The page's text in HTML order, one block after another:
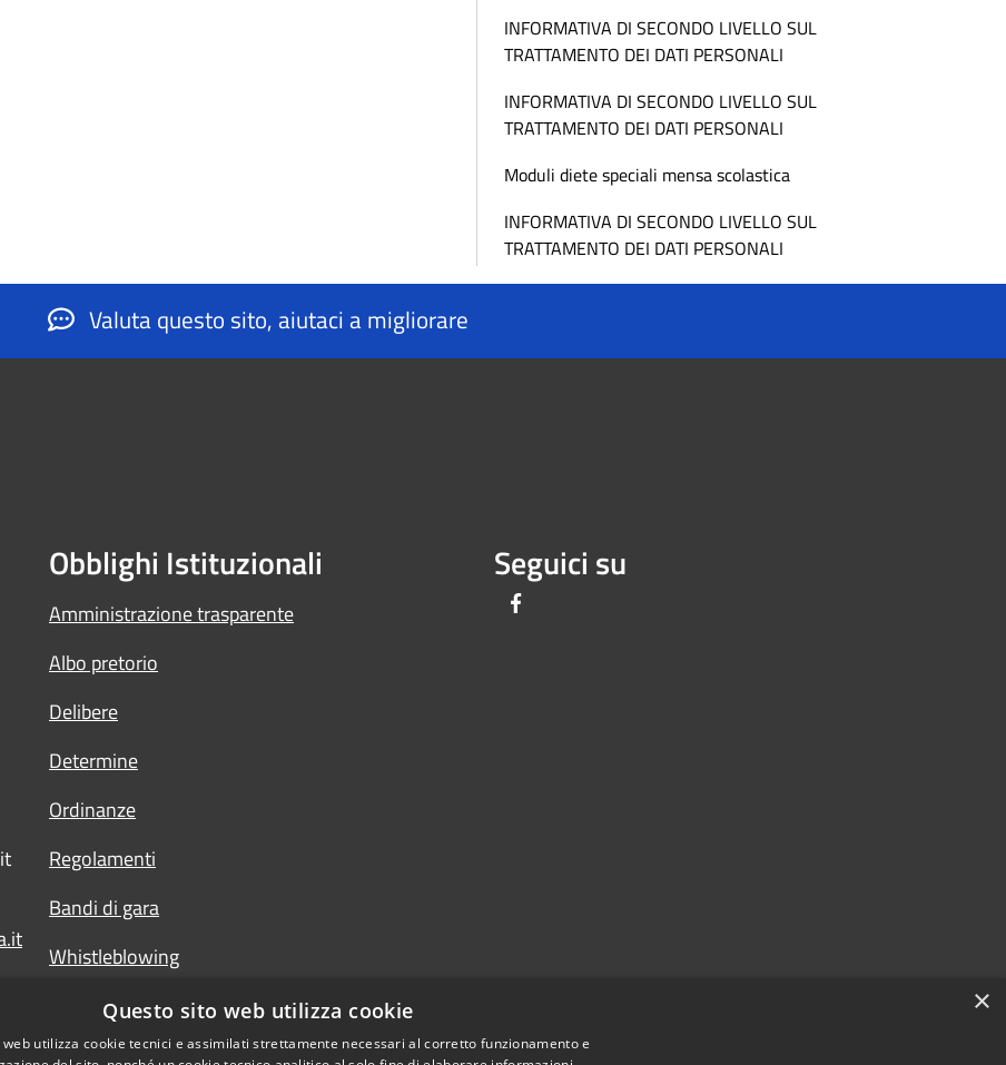
INFORMATIVA DI SECONDO LIVELLO SUL
TRATTAMENTO DEI DATI PERSONALI
INFORMATIVA DI SECONDO LIVELLO SUL
TRATTAMENTO DEI DATI PERSONALI
Moduli diete speciali mensa scolastica
INFORMATIVA DI SECONDO LIVELLO SUL
TRATTAMENTO DEI DATI PERSONALI
Valuta questo sito, aiutaci a migliorare
Obblighi Istituzionali
Amministrazione trasparente
Albo pretorio
Delibere
Determine
Ordinanze
Regolamenti
Bandi di gara
Whistleblowing
Seguici su
×
Questo sito web utilizza cookie
web utilizza cookie tecnici e assimilati strettamente necessari al corretto funzionamento e